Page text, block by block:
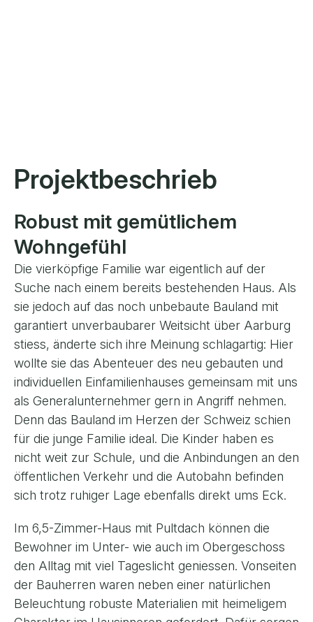
Projektbeschrieb
Robust mit gemütlichem
Wohngefühl
Die vierköpfige Familie war eigentlich auf der
Suche nach einem bereits bestehenden Haus. Als
sie jedoch auf das noch unbebaute Bauland mit
garantiert unverbaubarer Weitsicht über Aarburg
stiess, änderte sich ihre Meinung schlagartig: Hier
wollte sie das Abenteuer des neu gebauten und
individuellen Einfamilienhauses gemeinsam mit uns
als Generalunternehmer gern in Angriff nehmen.
Denn das Bauland im Herzen der Schweiz schien
für die junge Familie ideal. Die Kinder haben es
nicht weit zur Schule, und die Anbindungen an den
öffentlichen Verkehr und die Autobahn befinden
sich trotz ruhiger Lage ebenfalls direkt ums Eck.
Im 6,5-Zimmer-Haus mit Pultdach können die
Bewohner im Unter- wie auch im Obergeschoss
den Alltag mit viel Tageslicht geniessen. Vonseiten
der Bauherren waren neben einer natürlichen
Beleuchtung robuste Materialien mit heimeligem